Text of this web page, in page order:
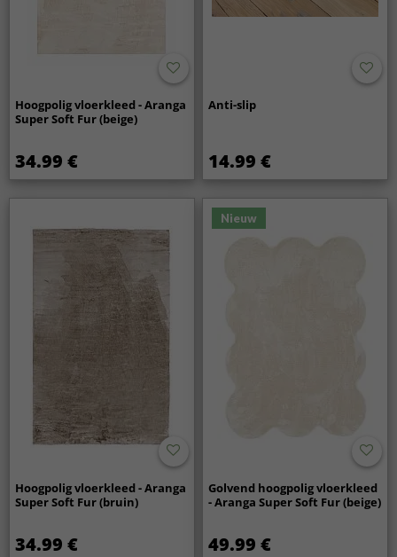
Hoogpolig vloerkleed - Aranga
Super Soft Fur (beige)
34.99 €
Anti-slip
14.99 €
Hoogpolig vloerkleed - Aranga
Super Soft Fur (bruin)
34.99 €
Nieuw
Golvend hoogpolig vloerkleed
- Aranga Super Soft Fur (beige)
49.99 €